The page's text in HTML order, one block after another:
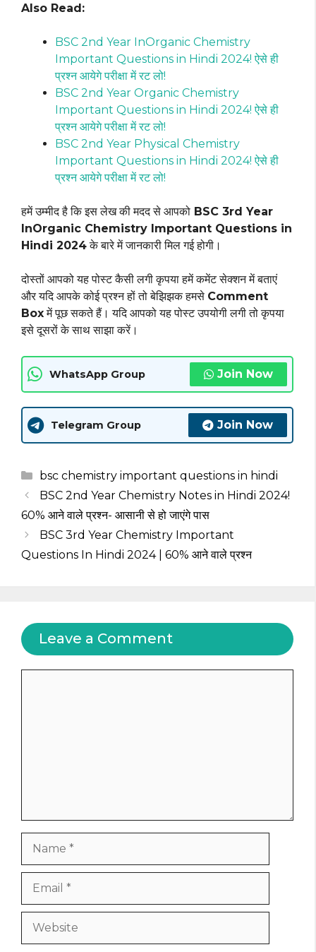
Also Read:
BSC 2nd Year InOrganic Chemistry
Important Questions in Hindi 2024! ऐसे ही
प्रश्न आयेगे परीक्षा में रट लो!
BSC 2nd Year Organic Chemistry
Important Questions in Hindi 2024! ऐसे ही
प्रश्न आयेगे परीक्षा में रट लो!
BSC 2nd Year Physical Chemistry
Important Questions in Hindi 2024! ऐसे ही
प्रश्न आयेगे परीक्षा में रट लो!
हमें उम्मीद है कि इस लेख की मदद से आपको BSC 3rd Year
InOrganic Chemistry Important Questions in
Hindi 2024के बारे में जानकारी मिल गई होगी।
दोस्तों आपको यह पोस्ट कैसी लगी कृपया हमें कमेंट सेक्शन में बताएं
और यदि आपके कोई प्रश्न हों तो बेझिझक हमसे Comment
Boxमें पूछ सकते हैं। यदि आपको यह पोस्ट उपयोगी लगी तो कृपया
इसे दूसरों के साथ साझा करें।
WhatsApp Group Join Now
Telegram Group Join Now
Categories
bsc chemistry important questions in hindi
BSC 2nd Year Chemistry Notes in Hindi 2024!
60% आने वाले प्रश्न- आसानी से हो जाएंगे पास
BSC 3rd Year Chemistry Important
Questions In Hindi 2024 | 60% आने वाले प्रश्न
Leave a Comment
Website